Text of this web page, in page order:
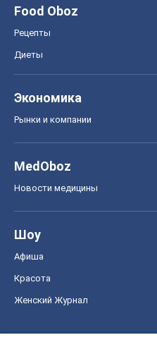
Food Oboz
Рецепты
Диеты
Экономика
Рынки и компании
MedOboz
Новости медицины
Шоу
Афиша
Красота
Женский Журнал